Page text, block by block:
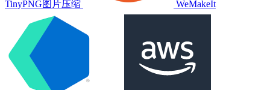
TinyPNG图片压缩 WeMakeIt